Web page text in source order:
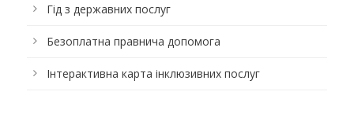
Гід з державних послуг
Безоплатна правнича допомога
Інтерактивна карта інклюзивних послуг